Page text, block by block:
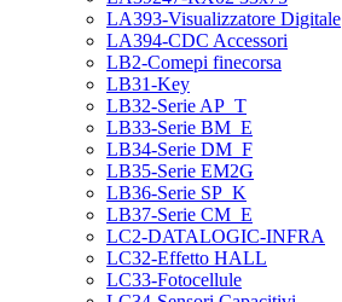
LA393-Visualizzatore Digitale
LA394-CDC Accessori
LB2-Comepi finecorsa
LB31-Key
LB32-Serie AP_T
LB33-Serie BM_E
LB34-Serie DM_F
LB35-Serie EM2G
LB36-Serie SP_K
LB37-Serie CM_E
LC2-DATALOGIC-INFRA
LC32-Effetto HALL
LC33-Fotocellule